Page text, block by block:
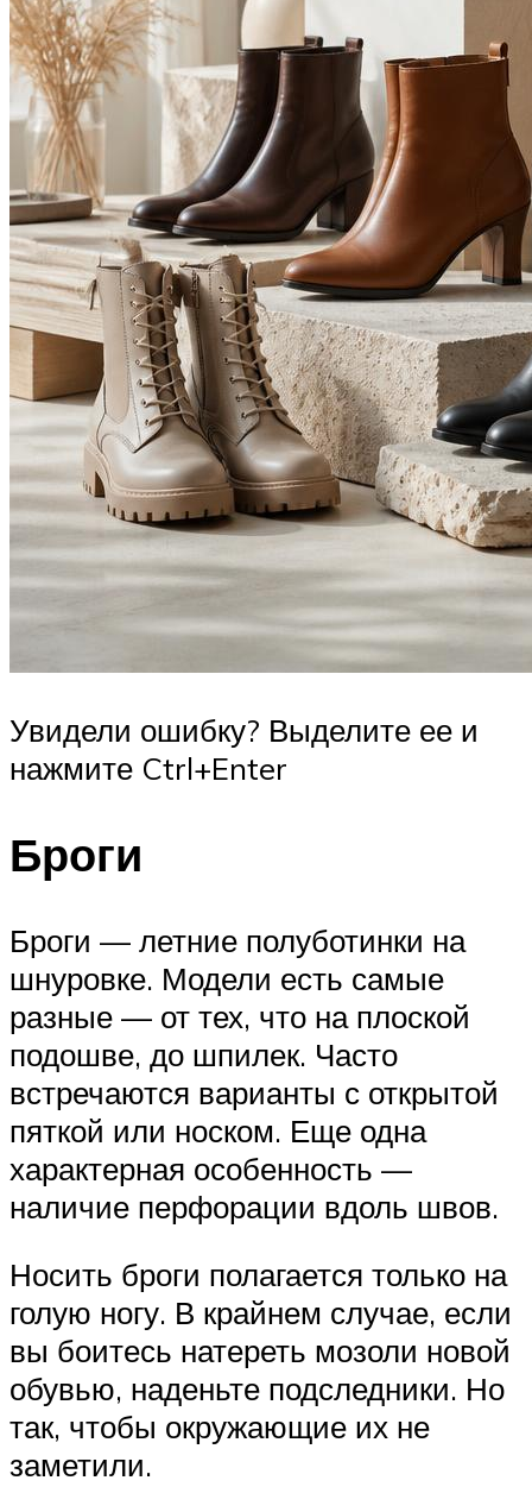
Увидели ошибку? Выделите ее и
нажмите Ctrl+Enter
Броги
Броги — летние полуботинки на
шнуровке. Модели есть самые
разные — от тех, что на плоской
подошве, до шпилек. Часто
встречаются варианты с открытой
пяткой или носком. Еще одна
характерная особенность —
наличие перфорации вдоль швов.
Носить броги полагается только на
голую ногу. В крайнем случае, если
вы боитесь натереть мозоли новой
обувью, наденьте подследники. Но
так, чтобы окружающие их не
заметили.